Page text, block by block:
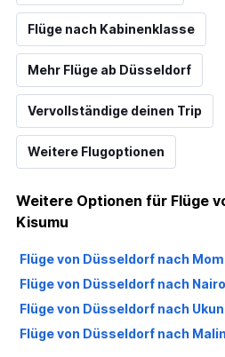
Flüge nach Kabinenklasse
Mehr Flüge ab Düsseldorf
Vervollständige deinen Trip
Weitere Flugoptionen
Weitere Optionen für Flüge
Kisumu
Flüge von Düsseldorf nach
Flüge von Düsseldorf nach
Flüge von Düsseldorf nach
Flüge von Düsseldorf nach